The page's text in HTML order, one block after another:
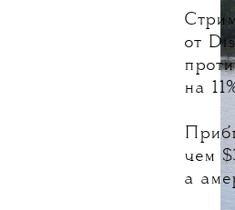
от
на
чем
а